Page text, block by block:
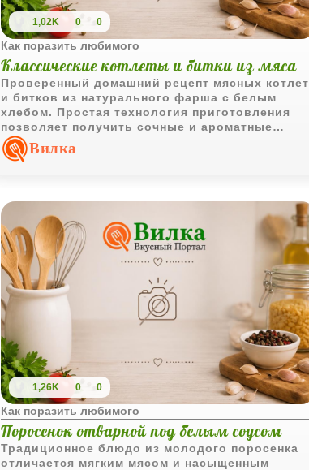
1,02K 0 0
Как поразить любимого
Классические котлеты и битки из мяса
Проверенный домашний рецепт мясных котлет
и битков из натурального фарша с белым
хлебом. Простая технология приготовления
позволяет получить сочные и ароматные
изделия с румяной корочкой.
Вилка
1,26K 0 0
Как поразить любимого
Поросенок отварной под белым соусом
Традиционное блюдо из молодого поросенка
отличается мягким мясом и насыщенным